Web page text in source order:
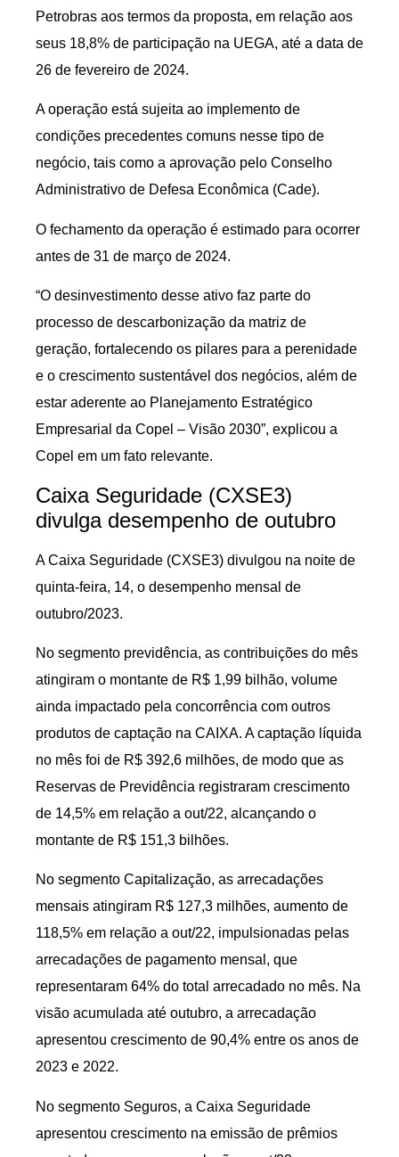
Petrobras aos termos da proposta, em relação aos
seus 18,8% de participação na UEGA, até a data de
26 de fevereiro de 2024.
A operação está sujeita ao implemento de
condições precedentes comuns nesse tipo de
negócio, tais como a aprovação pelo Conselho
Administrativo de Defesa Econômica (Cade).
O fechamento da operação é estimado para ocorrer
antes de 31 de março de 2024.
“O desinvestimento desse ativo faz parte do
processo de descarbonização da matriz de
geração, fortalecendo os pilares para a perenidade
e o crescimento sustentável dos negócios, além de
estar aderente ao Planejamento Estratégico
Empresarial da Copel – Visão 2030”, explicou a
Copel em um fato relevante.
Caixa Seguridade (CXSE3)
divulga desempenho de outubro
A Caixa Seguridade (CXSE3) divulgou na noite de
quinta-feira, 14, o desempenho mensal de
outubro/2023.
No segmento previdência, as contribuições do mês
atingiram o montante de R$ 1,99 bilhão, volume
ainda impactado pela concorrência com outros
produtos de captação na CAIXA. A captação líquida
no mês foi de R$ 392,6 milhões, de modo que as
Reservas de Previdência registraram crescimento
de 14,5% em relação a out/22, alcançando o
montante de R$ 151,3 bilhões.
No segmento Capitalização, as arrecadações
mensais atingiram R$ 127,3 milhões, aumento de
118,5% em relação a out/22, impulsionadas pelas
arrecadações de pagamento mensal, que
representaram 64% do total arrecadado no mês. Na
visão acumulada até outubro, a arrecadação
apresentou crescimento de 90,4% entre os anos de
2023 e 2022.
No segmento Seguros, a Caixa Seguridade
apresentou crescimento na emissão de prêmios